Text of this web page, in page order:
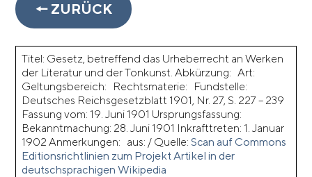
🠔 ZURÜCK
Titel: Gesetz, betreffend das Urheberrecht an Werken
der Literatur und der Tonkunst. Abkürzung: Art:
Geltungsbereich: Rechtsmaterie: Fundstelle:
Deutsches Reichsgesetzblatt 1901, Nr. 27, S. 227 – 239
Fassung vom: 19. Juni 1901 Ursprungsfassung:
Bekanntmachung: 28. Juni 1901 Inkrafttreten: 1. Januar
1902 Anmerkungen: aus: / Quelle: Scan auf Commons
Editionsrichtlinien zum Projekt Artikel in der
deutschsprachigen Wikipedia